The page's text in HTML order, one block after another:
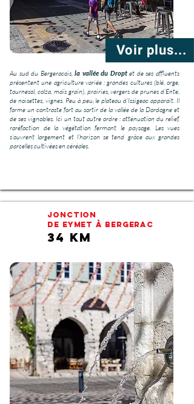
Voir plus...
Au sud du Bergeracois,la vallée du Droptet de ses affluents
présentent une agriculture variée : grandes cultures (blé, orge,
tournesol, colza, maïs grain), prairies, vergers de prunes d’Ente,
de noisettes, vignes. Peu à peu, le plateau d’Issigeac apparaît. Il
forme un contraste fort au sortir de la vallée de la Dordogne et
de ses vignobles. Ici un tout autre ordre : atténuation du relief,
raréfaction de la végétation fermant le paysage. Les vues
s’ouvrent largement et l’horizon se tend grâce aux grandes
parcelles cultivées en céréales.
Jonction
De EYMET à BERGERAC
34 km